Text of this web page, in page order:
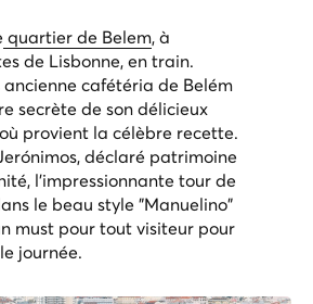
quartier de Belem, à
de Lisbonne, en train.
cafétéria de Belém
secrète de son délicieux
provient la célèbre recette.
déclaré patrimoine
l'impressionnante tour de
le beau style "Manuelino"
must pour tout visiteur pour
journée.